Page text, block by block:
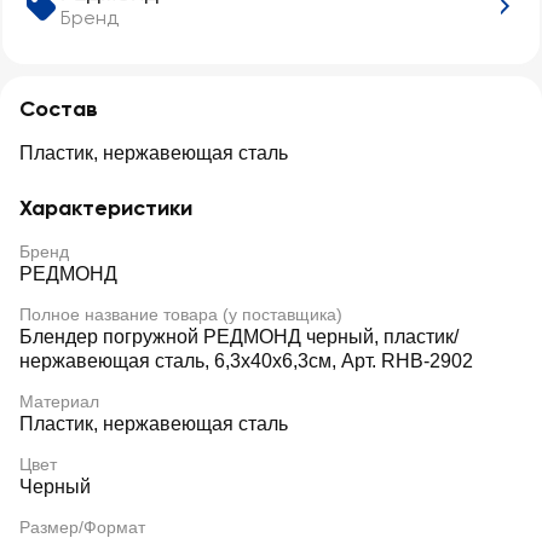
Бренд
Состав
Пластик, нержавеющая сталь
Характеристики
Бренд
РЕДМОНД
Полное название товара (у поставщика)
Блендер погружной РЕДМОНД черный, пластик/
нержавеющая сталь, 6,3х40х6,3см, Арт. RHB-2902
Материал
Пластик, нержавеющая сталь
Цвет
Черный
Размер/Формат